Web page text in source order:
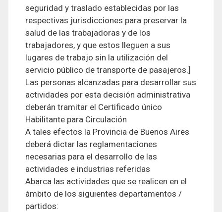
seguridad y traslado establecidas por las
respectivas jurisdicciones para preservar la
salud de las trabajadoras y de los
trabajadores, y que estos lleguen a sus
lugares de trabajo sin la utilización del
servicio público de transporte de pasajeros.]
Las personas alcanzadas para desarrollar sus
actividades por esta decisión administrativa
deberán tramitar el Certificado único
Habilitante para Circulación
A tales efectos la Provincia de Buenos Aires
deberá dictar las reglamentaciones
necesarias para el desarrollo de las
actividades e industrias referidas
Abarca las actividades que se realicen en el
ámbito de los siguientes departamentos /
partidos: